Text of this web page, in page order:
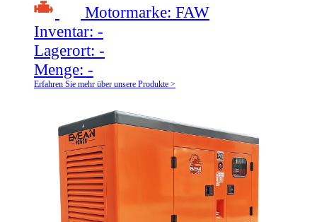
Motormarke: FAW
Inventar: -
Lagerort: -
Menge: -
Erfahren Sie mehr über unsere Produkte >